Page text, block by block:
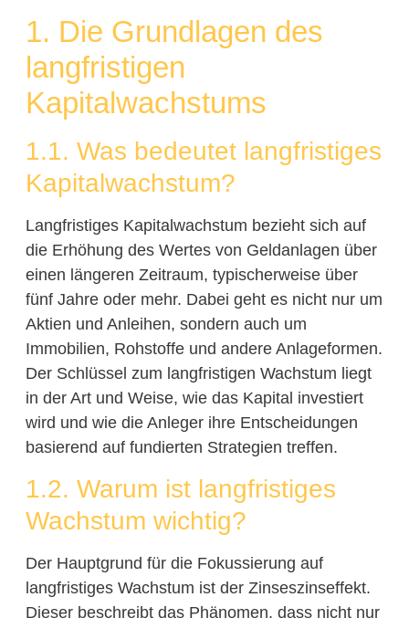
1. Die Grundlagen des
langfristigen
Kapitalwachstums
1.1. Was bedeutet langfristiges
Kapitalwachstum?
Langfristiges Kapitalwachstum bezieht sich auf
die Erhöhung des Wertes von Geldanlagen über
einen längeren Zeitraum, typischerweise über
fünf Jahre oder mehr. Dabei geht es nicht nur um
Aktien und Anleihen, sondern auch um
Immobilien, Rohstoffe und andere Anlageformen.
Der Schlüssel zum langfristigen Wachstum liegt
in der Art und Weise, wie das Kapital investiert
wird und wie die Anleger ihre Entscheidungen
basierend auf fundierten Strategien treffen.
1.2. Warum ist langfristiges
Wachstum wichtig?
Der Hauptgrund für die Fokussierung auf
langfristiges Wachstum ist der Zinseszinseffekt.
Dieser beschreibt das Phänomen, dass nicht nur